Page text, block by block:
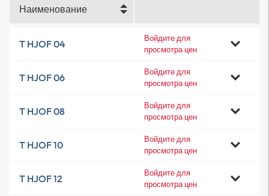
Наименование
T HJOF 04
Войдите для
просмотра цен
T HJOF 06
Войдите для
просмотра цен
T HJOF 08
Войдите для
просмотра цен
T HJOF 10
Войдите для
просмотра цен
T HJOF 12
Войдите для
просмотра цен